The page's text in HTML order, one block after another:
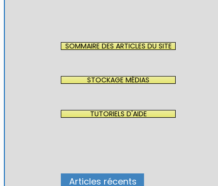
SOMMAIRE DES ARTICLES DU SITE
STOCKAGE MÉDIAS
TUTORIELS D'AIDE
Articles récents